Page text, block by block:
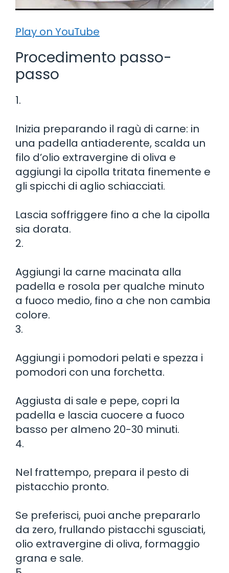
Play on YouTube
Procedimento passo-
passo
1.
Inizia preparando il ragù di carne: in
una padella antiaderente, scalda un
filo d’olio extravergine di oliva e
aggiungi la cipolla tritata finemente e
gli spicchi di aglio schiacciati.
Lascia soffriggere fino a che la cipolla
sia dorata.
2.
Aggiungi la carne macinata alla
padella e rosola per qualche minuto
a fuoco medio, fino a che non cambia
colore.
3.
Aggiungi i pomodori pelati e spezza i
pomodori con una forchetta.
Aggiusta di sale e pepe, copri la
padella e lascia cuocere a fuoco
basso per almeno 20-30 minuti.
4.
Nel frattempo, prepara il pesto di
pistacchio pronto.
Se preferisci, puoi anche prepararlo
da zero, frullando pistacchi sgusciati,
olio extravergine di oliva, formaggio
grana e sale.